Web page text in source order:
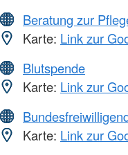
Beratung zur
Karte: Link zur
Blutspende
Karte: Link zur
Karte: Link zur